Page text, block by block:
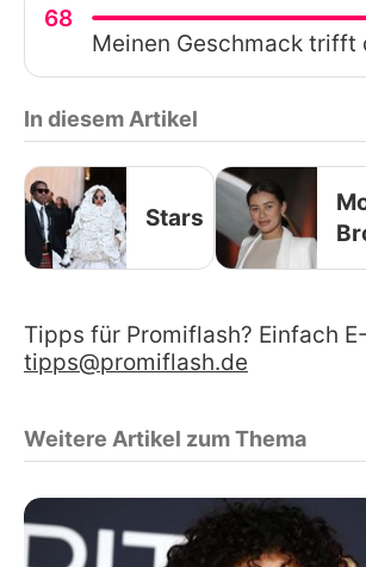
68
Meinen Geschmack trifft
In diesem Artikel
Stars
Tipps für Promiflash? Einfach
tipps@promiflash.de
Weitere Artikel zum Thema